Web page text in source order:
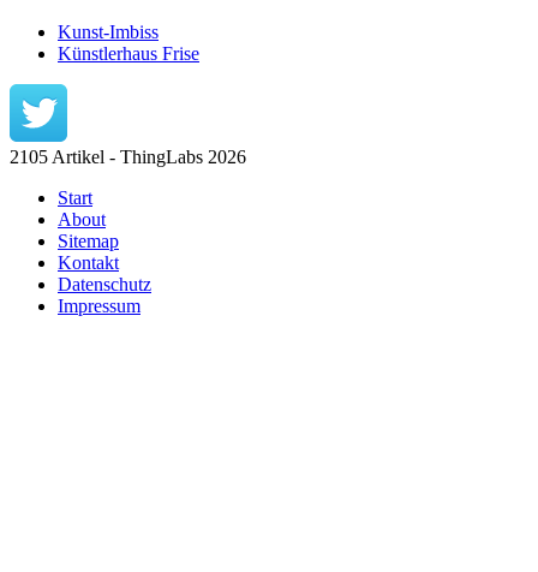
Kunst-Imbiss
Künstlerhaus Frise
2105 Artikel - ThingLabs 2026
Start
About
Sitemap
Kontakt
Datenschutz
Impressum